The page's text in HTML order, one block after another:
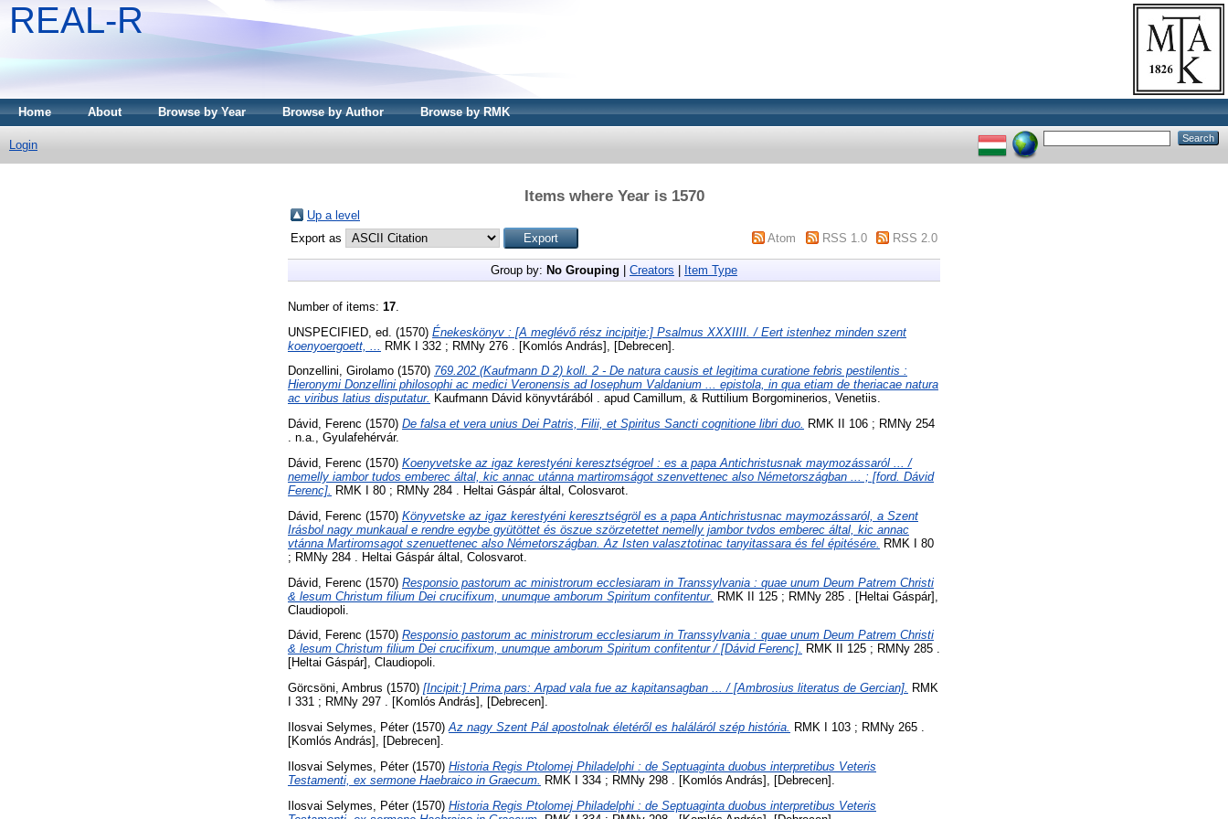
REAL-R
Home About Browse by Year Browse by Author Browse by RMK
Login
Items where Year is 1570
Up a level
Export as
Atom RSS 1.0 RSS 2.0
Group by: No Grouping Creators Item Type
Number of items: 17
UNSPECIFIED, ed. (1570) Énekeskönyv : [A meglévő rész incipitje:] Psalmus XXXIIII. / Eert istenhez minden szent
koenyoergoett, ...
RMK I 332 ; RMNy 276 . [Komlós András], [Debrecen].
Donzellini, Girolamo (1570) 769.202 (Kaufmann D 2) koll. 2 - De natura causis et legitima curatione febris pestilentis :
Hieronymi Donzellini philosophi ac medici Veronensis ad Iosephum Valdanium ... epistola, in qua etiam de theriacae natura
ac viribus latius disputatur. Kaufmann Dávid könyvtárából . apud Camillum, & Ruttilium Borgominerios, Venetiis.
Dávid, Ferenc (1570) De falsa et vera unius Dei Patris, Filii, et Spiritus Sancti cognitione libri duo. RMK II 106 ; RMNy 254
. n.a., Gyulafehérvár.
Dávid, Ferenc (1570) Koenyvetske az igaz kerestyéni keresztségroel : es a papa Antichristusnak maymozássaról ... /
nemelly iambor tudos emberec által, kic annac utánna martiromságot szenvettenec also Németországban ... ; [ford. Dávid
Ferenc].
RMK I 80 ; RMNy 284 . Heltai Gáspár által, Colosvarot.
Dávid, Ferenc (1570) Könyvetske az igaz kerestyéni keresztségröl es a papa Antichristusnac maymozássaról, a Szent
Irásbol nagy munkaual e rendre egybe gyütöttet és öszue szörzetettet nemelly jambor tvdos emberec által, kic annac
vtánna Martiromsagot szenuettenec also Németországban. Az Isten valasztotinac tanyitassara és fel épitésére.
RMK I 80
; RMNy 284 . Heltai Gáspár által, Colosvarot.
Dávid, Ferenc (1570) Responsio pastorum ac ministrorum ecclesiaram in Transsylvania : quae unum Deum Patrem Christi
& lesum Christum filium Dei crucifixum, unumque amborum Spiritum confitentur. RMK II 125 ; RMNy 285 . [Heltai Gáspár],
Claudiopoli.
Dávid, Ferenc (1570) Responsio pastorum ac ministrorum ecclesiarum in Transsylvania : quae unum Deum Patrem Christi
& lesum Christum filium Dei crucifixum, unumque amborum Spiritum confitentur / [Dávid Ferenc]. RMK II 125 ; RMNy 285 .
[Heltai Gáspár], Claudiopoli.
Görcsöni, Ambrus (1570) [Incipit:] Prima pars: Arpad vala fue az kapitansagban ... / [Ambrosius literatus de Gercian]. RMK
I 331 ; RMNy 297 . [Komlós András], [Debrecen].
Ilosvai Selymes, Péter(1570) Az nagy Szent Pál apostolnak életéről es haláláról szép história.
RMK I 103 ; RMNy 265 .
[Komlós András], [Debrecen].
Ilosvai Selymes, Péter(1570) Historia Regis Ptolomej Philadelphi : de Septuaginta duobus interpretibus Veteris
Testamenti, ex sermone Haebraico in Graecum.
RMK I 334 ; RMNy 298 . [Komlós András], [Debrecen].
Ilosvai Selymes, Péter(1570) Historia Regis Ptolomej Philadelphi : de Septuaginta duobus interpretibus Veteris